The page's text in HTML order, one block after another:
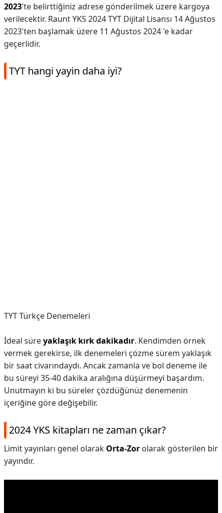
2023'te belirttiğiniz adrese gönderilmek üzere kargoya
verilecektir. Raunt YKS 2024 TYT Dijital Lisansı 14 Ağustos
2023'ten başlamak üzere 11 Ağustos 2024 'e kadar
geçerlidir.
TYT hangi yayin daha iyi?
TYT Türkçe Denemeleri
İdeal süreyaklaşık kırk dakikadır. Kendimden örnek
vermek gerekirse, ilk denemeleri çözme sürem yaklaşık
bir saat civarındaydı. Ancak zamanla ve bol deneme ile
bu süreyi 35-40 dakika aralığına düşürmeyi başardım.
Unutmayın ki bu süreler çözdüğünüz denemenin
içeriğine göre değişebilir.
2024 YKS kitapları ne zaman çıkar?
Limit yayınları genel olarak Orta-Zor olarak gösterilen bir
yayındır.